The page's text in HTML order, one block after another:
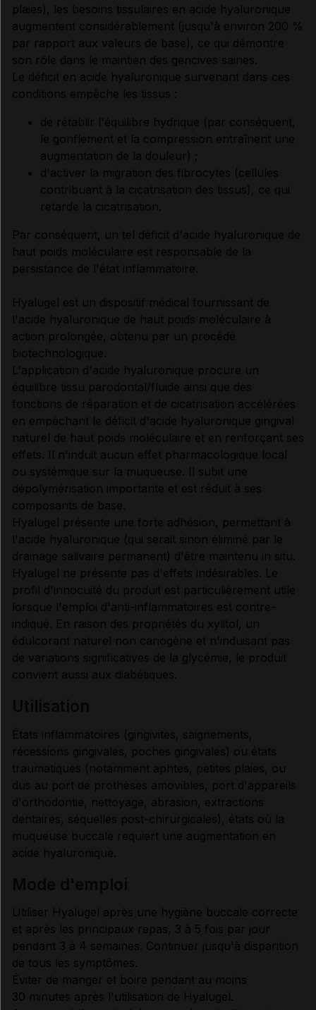
plaies), les besoins tissulaires en acide hyaluronique
augmentent considérablement (jusqu'à environ 200 %
par rapport aux valeurs de base), ce qui démontre
son rôle dans le maintien des gencives saines.
Le déficit en acide hyaluronique survenant dans ces
conditions empêche les tissus :
de rétablir l'équilibre hydrique (par conséquent,
le gonflement et la compression entraînent une
augmentation de la douleur) ;
d'activer la migration des fibrocytes (cellules
contribuant à la cicatrisation des tissus), ce qui
retarde la cicatrisation.
Par conséquent, un tel déficit d'acide hyaluronique de
haut poids moléculaire est responsable de la
persistance de l'état inflammatoire.
Hyalugel est un dispositif médical fournissant de
l'acide hyaluronique de haut poids moléculaire à
action prolongée, obtenu par un procédé
biotechnologique.
L'application d'acide hyaluronique procure un
équilibre tissu parodontal/fluide ainsi que des
fonctions de réparation et de cicatrisation accélérées
en empêchant le déficit d'acide hyaluronique gingival
naturel de haut poids moléculaire et en renforçant ses
effets. Il n'induit aucun effet pharmacologique local
ou systémique sur la muqueuse. Il subit une
dépolymérisation importante et est réduit à ses
composants de base.
Hyalugel présente une forte adhésion, permettant à
l'acide hyaluronique (qui serait sinon éliminé par le
drainage salivaire permanent) d'être maintenu in situ.
Hyalugel ne présente pas d'effets indésirables. Le
profil d'innocuité du produit est particulièrement utile
lorsque l'emploi d'anti-inflammatoires est contre-
indiqué. En raison des propriétés du xylitol, un
édulcorant naturel non cariogène et n'induisant pas
de variations significatives de la glycémie, le produit
convient aussi aux diabétiques.
États inflammatoires (gingivites, saignements,
récessions gingivales, poches gingivales) ou états
traumatiques (notamment aphtes, petites plaies, ou
dus au port de prothèses amovibles, port d'appareils
d'orthodontie, nettoyage, abrasion, extractions
dentaires, séquelles post-chirurgicales), états où la
muqueuse buccale requiert une augmentation en
acide hyaluronique.
Utiliser Hyalugel après une hygiène buccale correcte
et après les principaux repas, 3 à 5 fois par jour
pendant 3 à 4 semaines. Continuer jusqu'à disparition
de tous les symptômes.
Éviter de manger et boire pendant au moins
30 minutes après l'utilisation de Hyalugel.